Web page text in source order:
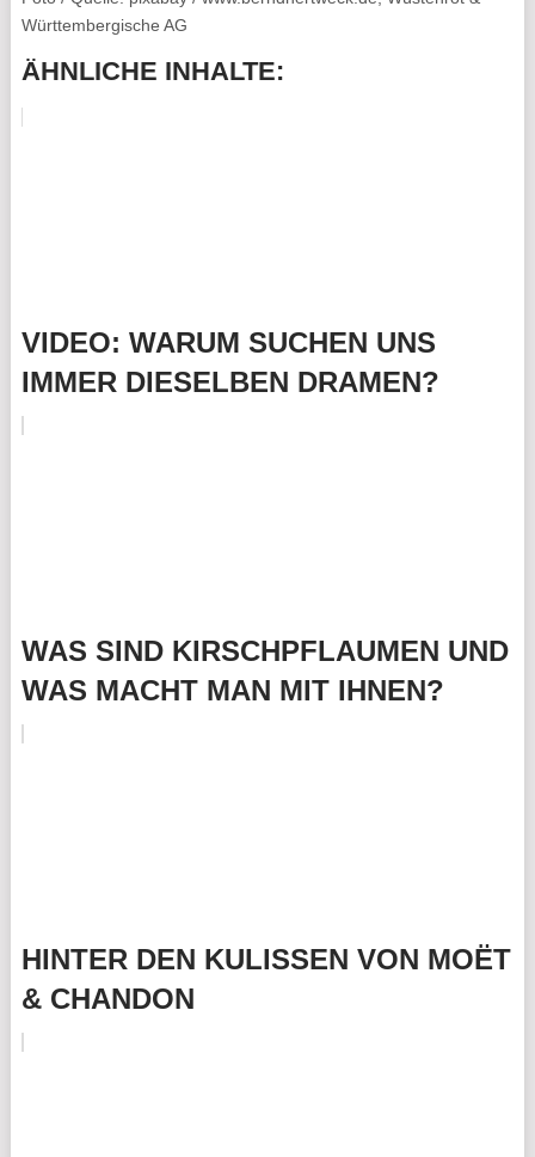
Württembergische AG
ÄHNLICHE INHALTE:
VIDEO: WARUM SUCHEN UNS
IMMER DIESELBEN DRAMEN?
WAS SIND KIRSCHPFLAUMEN UND
WAS MACHT MAN MIT IHNEN?
HINTER DEN KULISSEN VON MOËT
& CHANDON